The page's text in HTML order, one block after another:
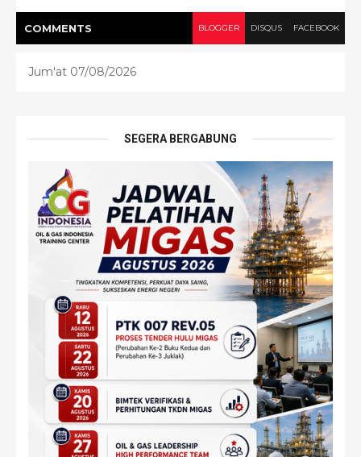
COMMENTS BLOGGER DISQUS FACEBOOK
Jum'at 07/08/2026
SEGERA BERGABUNG